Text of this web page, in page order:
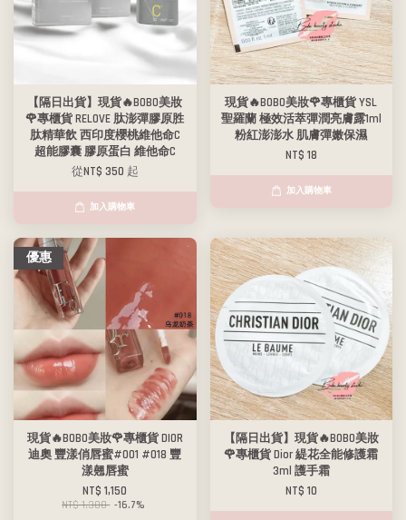
【隔日出貨】現貨🔥BOBO美妝
🌹專櫃貨 RELOVE 肽澎彈膠原胜
肽精華飲 西印度櫻桃維他命C
超能膠囊 膠原蛋白 維他命C
從NT$ 350 起
加入購物車
現貨🔥BOBO美妝🌹專櫃貨 YSL
聖羅蘭 極效活萃彈潤亮膚露1ml
粉紅澎澎水 肌膚彈嫩保濕
NT$ 18
加入購物車
優惠
現貨🔥BOBO美妝🌹專櫃貨 DIOR
迪奧 豐漾俏唇蜜#001 #018 豐
漾翹唇蜜
NT$ 1,150
NT$ 1,380 -16.7%
【隔日出貨】現貨🔥BOBO美妝
🌹專櫃貨 Dior 緹花全能修護霜
3ml 護手霜
NT$ 10